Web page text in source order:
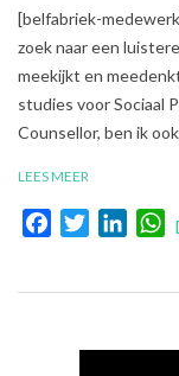
2018-
[belfabriek-
zoek naar een
meekijkt en
studies voor Sociaal
Counsellor, ben ik
LEES MEER
FacebookTwitter